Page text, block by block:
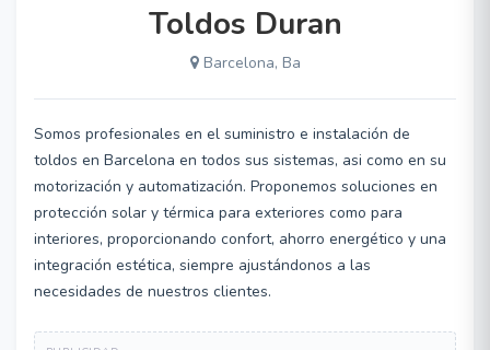
Toldos Duran
Barcelona, Ba
Somos profesionales en el suministro e instalación de
toldos en Barcelona en todos sus sistemas, asi como en su
motorización y automatización. Proponemos soluciones en
protección solar y térmica para exteriores como para
interiores, proporcionando confort, ahorro energético y una
integración estética, siempre ajustándonos a las
necesidades de nuestros clientes.